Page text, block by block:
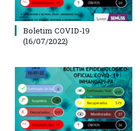
Boletim COVID-19
(16/07/2022)